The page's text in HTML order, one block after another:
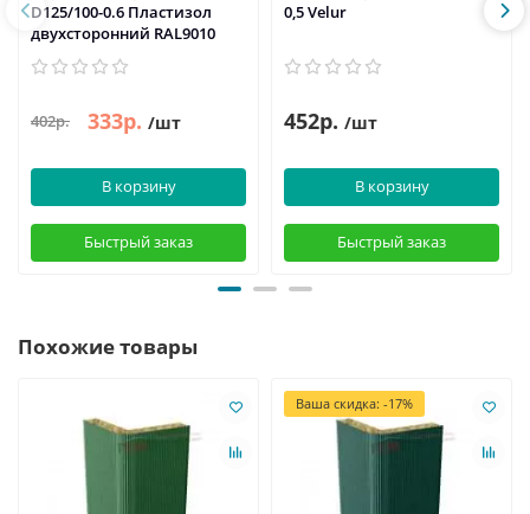
D125/100-0.6 Пластизол
двухсторонний RAL9010
402р. 333р. /шт
В корзину
Быстрый заказ
0,5 Velur
452р. /шт
В корзину
Быстрый заказ
Похожие товары
Ваша скидка: -17%